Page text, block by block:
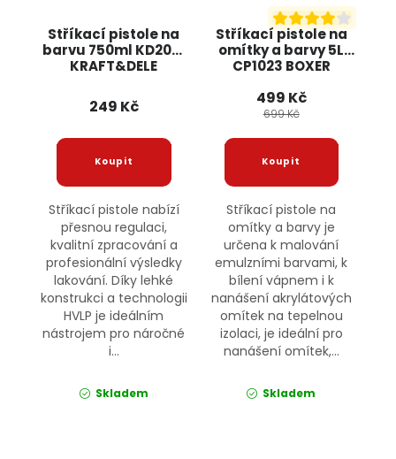
Stříkací pistole na
barvu 750ml KD2091
KRAFT&DELE
249 Kč
Stříkací pistole nabízí
přesnou regulaci,
kvalitní zpracování a
profesionální výsledky
lakování. Díky lehké
konstrukci a technologii
HVLP je ideálním
nástrojem pro náročné
i...
Skladem
Stříkací pistole na
omítky a barvy 5L
CP1023 BOXER
499 Kč
699 Kč
Stříkací pistole na
omítky a barvy je
určena k malování
emulzními barvami, k
bílení vápnem i k
nanášení akrylátových
omítek na tepelnou
izolaci, je ideální pro
nanášení omítek,...
Skladem